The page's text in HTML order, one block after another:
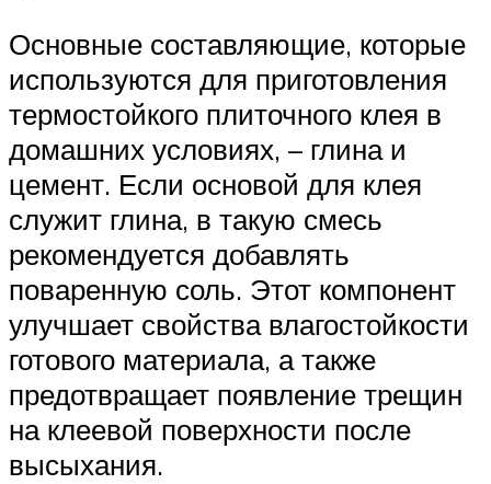
Основные составляющие, которые
используются для приготовления
термостойкого плиточного клея в
домашних условиях, – глина и
цемент. Если основой для клея
служит глина, в такую смесь
рекомендуется добавлять
поваренную соль. Этот компонент
улучшает свойства влагостойкости
готового материала, а также
предотвращает появление трещин
на клеевой поверхности после
высыхания.